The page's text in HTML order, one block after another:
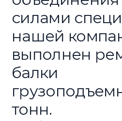
силами
нашей
выполнен
балки
тонн.